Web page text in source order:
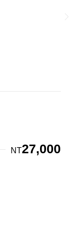
NT27,000